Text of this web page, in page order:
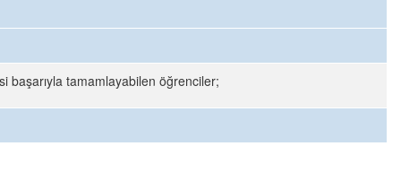
başarıyla tamamlayabilen öğrenciler;